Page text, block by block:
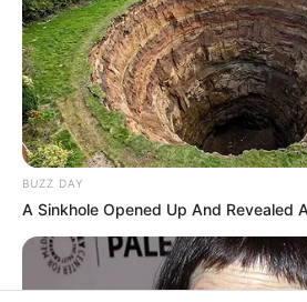
Etsy
Pompons são fáceis de fazer e
lugar mais divertido. Você
ou lã.
BUZZ DAY
A Sinkhole Opened Up And Revealed